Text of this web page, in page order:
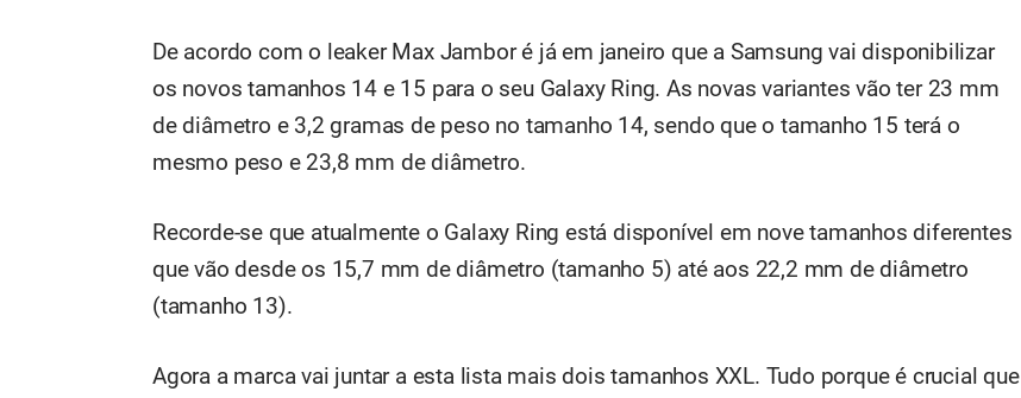
De acordo com o leaker Max Jambor é já em janeiro que a Samsung vai disponibilizar
os novos tamanhos 14 e 15 para o seu Galaxy Ring. As novas variantes vão ter 23 mm
de diâmetro e 3,2 gramas de peso no tamanho 14, sendo que o tamanho 15 terá o
mesmo peso e 23,8 mm de diâmetro.
Recorde-se que atualmente o Galaxy Ring está disponível em nove tamanhos diferentes
que vão desde os 15,7 mm de diâmetro (tamanho 5) até aos 22,2 mm de diâmetro
(tamanho 13).
Agora a marca vai juntar a esta lista mais dois tamanhos XXL. Tudo porque é crucial que